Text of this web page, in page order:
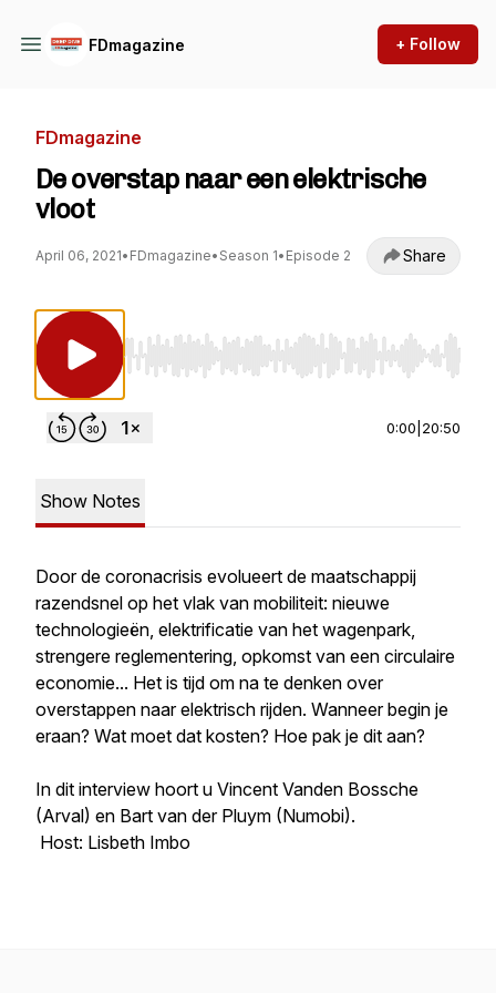
FDmagazine + Follow
FDmagazine
De overstap naar een elektrische
vloot
April 06, 2021• FDmagazine• Season 1• Episode 2 Share
Use Left/Right to seek, Home/End to jump
0:00 20:50
Show Notes
Door de coronacrisis evolueert de maatschappij
razendsnel op het vlak van mobiliteit: nieuwe
technologieën, elektrificatie van het wagenpark,
strengere reglementering, opkomst van een circulaire
economie... Het is tijd om na te denken over
overstappen naar elektrisch rijden. Wanneer begin je
eraan? Wat moet dat kosten? Hoe pak je dit aan?
In dit interview hoort u Vincent Vanden Bossche
(Arval) en Bart van der Pluym (Numobi).
Host: Lisbeth Imbo